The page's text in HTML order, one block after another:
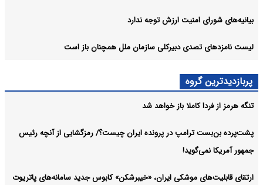
بیانیه‌های شورای امنیت ارزش توجه ندارد
لیست نامزدهای تصدی دبیرکلی سازمان ملل همچنان باز است
پربازدیدترین گروه
تنگه هرمز از فردا کاملا باز خواهد شد
پشت‌پرده بن‌بست ترامپ در پرونده ایران چیست؟/ رمزگشایی از آنچه رئیس
جمهور آمریکا نمی‌گوید!
ارتقای قابلیت‌های موشکی ایران، «خیبرشکن» کابوس جدید سامانه‌های پاتریوت